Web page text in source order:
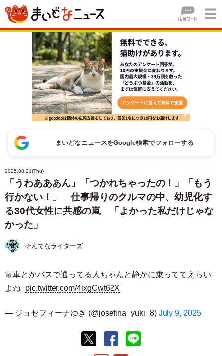
まいどなニュースをGoogle検索でフォローする
2025.08.21(Thu)
「うわあああん」「つかれちゃったの！」「もう
行かない！」 仕事帰りのクルマの中、幼児化す
る30代女性に共感の嵐 「よかった私だけじゃな
かった」
そんでなライターズ
電車とかバスで通ってる人ちゃんと静かに乗っててえらい
よね
pic.twitter.com/4ixgCwt62X
— ジョセフィーナゆき (@josefina_yuki_8) July 9, 2025